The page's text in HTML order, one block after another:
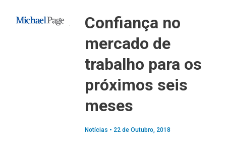
Confiança no
mercado de
trabalho para os
próximos seis
meses
Notícias • 22 de Outubro, 2018